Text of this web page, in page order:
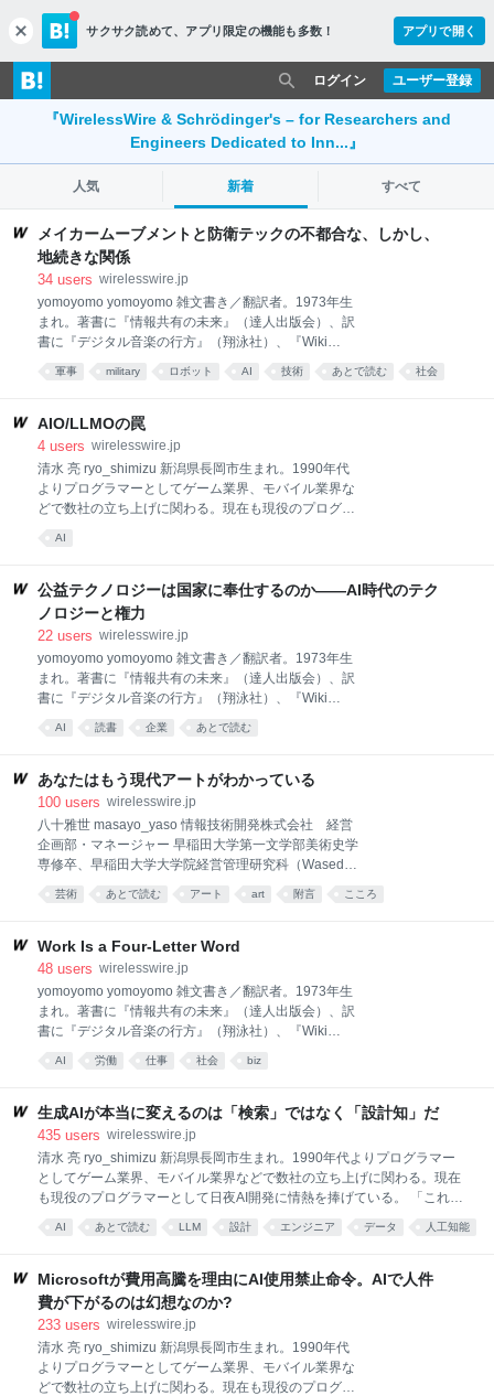
c
l
o
s
サクサク読めて、 アプリ限定の機能も多数！ アプリで開く
ユーザー登録
ログイン
『WirelessWire & Schrödinger's – for Researchers and
Engineers Dedicated to Inn...』
人気 新着 すべて
メイカームーブメントと防衛テックの不都合な、しかし、
地続きな関係
34 users wirelesswire.jp
yomoyomo yomoyomo 雑文書き／翻訳者。1973年生
まれ。著書に『情報共有の未来』（達人出版会）、訳
書に『デジタル音楽の行方』（翔泳社）、『Wiki
Way』（ソフトバンク クリエイティブ）、『ウェブロ
グ・ハンドブック』（毎日コミュニケーションズ）が
筆活動を続ける。 平和の本質は戦争をしないことにあ
るのではない。戦力を放棄することにあるのでもな
い。戦争について考えないことが許されることにあ
る。 （東浩紀『平和と愚かさ』） およそひと月後の9
月5日と6日に、Maker Faire Tokyo 2026が開催されま
サイトから有明GYM-EXに会場を移しての開催となり
Technology on Your Time』日本版に翻訳者と
軍事 military ロボット AI 技術 あとで読む 社会
AIO/LLMOの罠
4 users wirelesswire.jp
清水 亮 ryo_shimizu 新潟県長岡市生まれ。1990年代
よりプログラマーとしてゲーム業界、モバイル業界な
どで数社の立ち上げに関わる。現在も現役のプログラ
くある。 かつてのSEO(検索エンジン最適化)のよう
に、エージェンティックAI最適化ができるのではない
かという期待から、おそらくこういうことを聞いてく
適化)なんていう怪しいキーワードもオマケで聞かれた
りする。 聞かれたりするので調べるのだが、少なくと
も仕事として10年、各種大学や研究機関でAIを研究し
てきた経験からすると、そもそもAIに向けて特定の情
AI
公益テクノロジーは国家に奉仕するのか――AI時代のテク
ノロジーと権力
22 users wirelesswire.jp
yomoyomo yomoyomo 雑文書き／翻訳者。1973年生
まれ。著書に『情報共有の未来』（達人出版会）、訳
書に『デジタル音楽の行方』（翔泳社）、『Wiki
Way』（ソフトバンク クリエイティブ）、『ウェブロ
グ・ハンドブック』（毎日コミュニケーションズ）が
筆活動を続ける。 旧聞に属しますが、先月バーニー・
サンダース米上院議員がニューヨーク・タイムズ紙
に、人工知能がほぼ間違いなく世界史上最も変革をも
たらす技術であり、また生成AIが人類の集合知を学習
することで成立していることを踏まえ、AI企業の利益
接的な所有権を与える法案について寄稿しました。 そ
その問題点は財経新聞の記事にある通りです。た
AI 読書 企業 あとで読む
あなたはもう現代アートがわかっている
100 users wirelesswire.jp
八十雅世 masayo_yaso 情報技術開発株式会社 経営
企画部・マネージャー 早稲田大学第一文学部美術史学
専修卒、早稲田大学大学院経営管理研究科（Waseda
Business School）にてMBA取得。技術調査部門や新
規事業チーム、マーケティング・プロモーション企画
ガーの水曜日」編集長を兼務。 現代アートがわからな
い気がするのは、おかしくない 私は大学で美術史学を
学んだせいか、ときどき友人から「一緒に美術館に行
って解説してほしい」と頼まれます。その言葉の裏に
は、「美術を知りたい。でもハードルが高い」という
初対面の人に趣味を聞かれて「アート鑑賞です」と答
ッターを下ろされてしまう経験が何度もありました。
私自身、就職活動の面接でこの空気に
芸術 あとで読む アート art 附言 こころ
Work Is a Four-Letter Word
48 users wirelesswire.jp
yomoyomo yomoyomo 雑文書き／翻訳者。1973年生
まれ。著書に『情報共有の未来』（達人出版会）、訳
書に『デジタル音楽の行方』（翔泳社）、『Wiki
Way』（ソフトバンク クリエイティブ）、『ウェブロ
グ・ハンドブック』（毎日コミュニケーションズ）が
筆活動を続ける。 「AIは人間の雇用を奪うか？」と聞
かれれば、そりゃ奪うに決まってるだろうと思うわけ
ですが、今年度に入り、いろいろあって失業の恐怖を
切実に感じ、それに怯えているワタシ的には、それが
どの程度なのかが問題になります。 この「AI失業論」
や経済情勢の変化への対処策であって、AIが都合の良
ドリーセン）、AI雇用終末論は経済予測ではなくマー
ケティング戦略で、わたしたちが目撃しているの
AI 労働 仕事 社会 biz
生成AIが本当に変えるのは「検索」ではなく「設計知」だ
435 users wirelesswire.jp
清水 亮 ryo_shimizu 新潟県長岡市生まれ。1990年代よりプログラマー
としてゲーム業界、モバイル業界などで数社の立ち上げに関わる。現在
も現役のプログラマーとして日夜AI開発に情熱を捧げている。 「これを
一年間も作っていたの？お客さんもいないのに?」 「はい」 一瞬で嫌な
空気が流れた。 おしゃれなカフェスペースにぎゅうぎゅう詰めに詰め込
究開発事例を聞いていた。 「一年間もお客さんが見つからないようなも
の、開発続ける意味ある?それは本当に必要とされてるわけじゃないっ
てことじゃないか」 「僕は製造業出身です。製造業の現場では、このア
も」 「それは・・・」 「あと少し待つとして、売れなければこのプロジ
ェクトは廃止すべきだ。撤退基準を決めて、厳粛に運営しろ」
AI あとで読む LLM 設計 エンジニア データ 人工知能
Microsoftが費用高騰を理由にAI使用禁止命令。AIで人件
費が下がるのは幻想なのか?
233 users wirelesswire.jp
清水 亮 ryo_shimizu 新潟県長岡市生まれ。1990年代
よりプログラマーとしてゲーム業界、モバイル業界な
どで数社の立ち上げに関わる。現在も現役のプログラ